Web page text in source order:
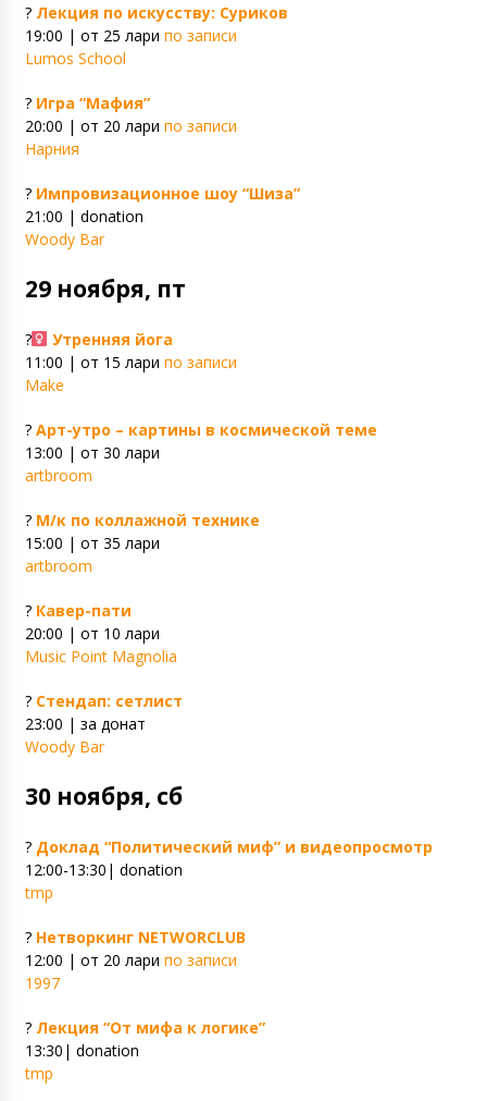
? Лекция по искусству: Суриков
19:00 | от 25 лари по записи
Lumos School
? Игра “Мафия”
20:00 | от 20 лари по записи
Нарния
? Импровизационное шоу “Шиза”
21:00 | donation
Woody Bar
29 ноября, пт
?‍
Утренняя йога
11:00 | от 15 лари по записи
Make
? Арт-утро – картины в космической теме
13:00 | от 30 лари
artbroom
? М/к по коллажной технике
15:00 | от 35 лари
artbroom
? Кавер-пати
20:00 | от 10 лари
Music Point Magnolia
? Стендап: сетлист
23:00 | за донат
Woody Bar
30 ноября, сб
? Доклад “Политический миф” и видеопросмотр
12:00-13:30| donation
tmp
? Нетворкинг NETWORCLUB
12:00 | от 20 лари по записи
1997
? Лекция “От мифа к логике”
13:30| donation
tmp